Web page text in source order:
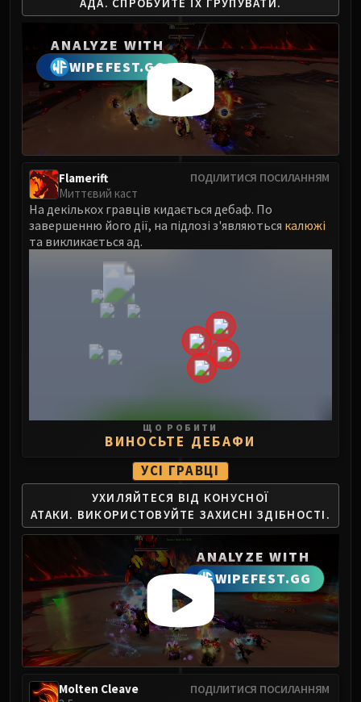
Ulgrax the Devourer
Bloodbound Horror
Sikran, Captain of the Sureki
Rashanan
Broodtwister Ovinax
Nexus Princess Kyveza
Silken Court
FIRELANDS
Shannox
Lord Rhyolith
Beth'tilac
Majordomo Staghelm
Ragnaros
FIRELANDS
Conclave of Wind
Omnotron Defense System
Magmaw
Chimaeron
Maloriak
Nefarian
Halfus Wyrmbreaker
Valiona & Theralion
Ascendant Council
Cho#gall
Sinestra
AMIRDRASSIL
Gnarlroot
Igira
ANALYZE WITH
WIPEFEST.GG
ПОДІЛИТИСЯ ПОСИЛАННЯМ
Flamerift
Миттєвий каст
На декількох гравців кидається дебаф. По
завершенню його дії, на підлозі з'являються калюжі
та викликається ад.
ЩО РОБИТИ
ВИНОСЬТЕ ДЕБАФИ
УСІ ГРАВЦІ
УХИЛЯЙТЕСЯ ВІД КОНУСНОЇ
АТАКИ. ВИКОРИСТОВУЙТЕ ЗАХИСНІ ЗДІБНОСТІ.
ANALYZE WITH
WIPEFEST.GG
ПОДІЛИТИСЯ ПОСИЛАННЯМ
Molten Cleave